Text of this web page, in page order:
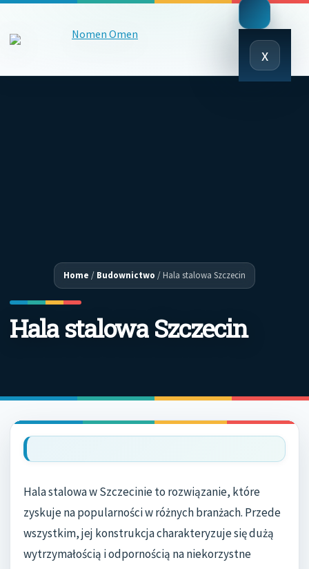
x
Close
Menu
Home / Budownictwo /Hala stalowa Szczecin
Hala stalowa Szczecin
Hala stalowa w Szczecinie to rozwiązanie, które
zyskuje na popularności w różnych branżach. Przede
wszystkim, jej konstrukcja charakteryzuje się dużą
wytrzymałością i odpornością na niekorzystne